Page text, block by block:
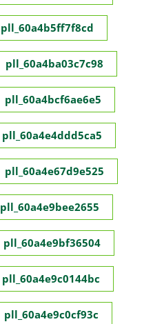
pll_60a4b5ff7f8cd
pll_60a4ba03c7c98
pll_60a4bcf6ae6e5
pll_60a4e4ddd5ca5
pll_60a4e67d9e525
pll_60a4e9bee2655
pll_60a4e9bf36504
pll_60a4e9c0144bc
pll_60a4e9c0cf93c